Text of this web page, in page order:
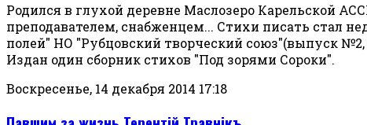
Родился в глухой деревне Маслозеро Карельской
преподавателем, снабженцем... Стихи писать стал
полей" НО "Рубцовский творческий союз"(выпуск
Издан один сборник стихов "Под зорями Сороки".
Воскресенье, 14 декабря 2014 17:18